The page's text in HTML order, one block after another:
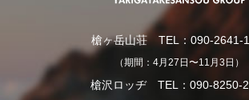
槍ヶ岳山荘 TEL：090-2641-
（期間：4月27日〜11月3日）
槍沢ロッヂ TEL：090-8250-